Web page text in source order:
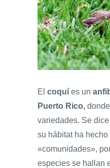
El coquí es un
Puerto Rico,
variedades. Se
su hábitat ha
«comunidades»,
especies se hallan